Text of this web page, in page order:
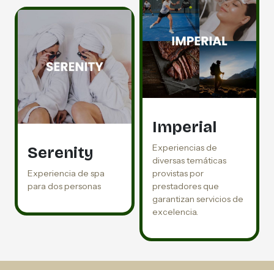
Serenity
Experiencia de spa
para dos personas
Imperial
Experiencias de
diversas temáticas
provistas por
prestadores que
garantizan servicios de
excelencia.